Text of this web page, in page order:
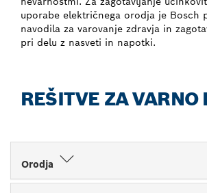
uporabe električnega orodja je Bosch
navodila za varovanje zdravja in
pri delu z nasveti in napotki.
REŠITVE ZA VARNO
Orodja